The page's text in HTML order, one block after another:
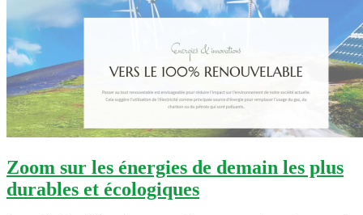
Zoom sur les énergies de demain les plus
durables et écologiques